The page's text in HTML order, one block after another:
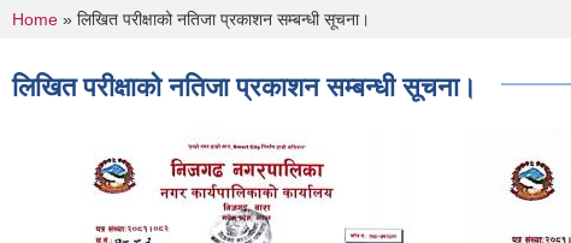
You are here
Home » लिखित परीक्षाको नतिजा प्रकाशन सम्बन्धी सूचना।
लिखित परीक्षाको नतिजा प्रकाशन सम्बन्धी सूचना।